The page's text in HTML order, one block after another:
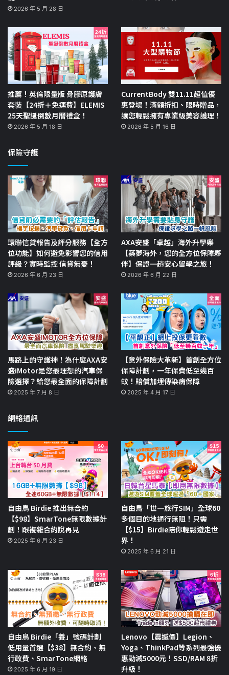
2026 年 5 月 28 日
推薦！英倫限量版 骨膠原護膚
套裝【24折＋免運費】ELEMIS
25天聖誕倒數月曆禮盒！
2026 年 5 月 18 日
CurrentBody 雙11.11超值優
惠登場！滿額折扣、限時贈品，
讓您輕鬆擁有專業級美容護理！
2026 年 5 月 16 日
保險守護
環聯信貸報告及評分服務【全方
位功能】如何避免影響您的信用
評級？實時監控 信貸無憂！
2026 年 6 月 23 日
AXA安盛「卓越」海外升學樂
【築夢海外，您的全方位保障夥
伴】保證一趟安心留學之旅！
2026 年 6 月 22 日
馬路上的守護神！為什麼AXA安
盛iMotor是您最理想的汽車保
險選擇？給您最全面的保障計劃
2025 年 7 月 8 日
【意外保險大革新】首創全方位
保障計劃，一年保費低至幾百
蚊！賠償加埋傳染病保障
2025 年 4 月 17 日
網絡通訊
自由鳥 Birdie 推出無合約
【$98】SmarTone無限數據計
劃！跟複雜合約說再見
2025 年 6 月 23 日
自由鳥「世一旅行SIM」全球60
多個目的地通行無阻！只需
【$15】Birdie陪你輕鬆遊走世
界！
2025 年 6 月 21 日
自由鳥 Birdie「養」號碼計劃
低用量首選【$38】無合約、無
行政費、SmarTone網絡
2025 年 6 月 19 日
Lenovo【震撼價】Legion、
Yoga、ThinkPad等系列最強優
惠勁減5000元！SSD/RAM 8折
升級！